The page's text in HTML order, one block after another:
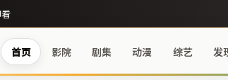
首页 影院 剧集 动漫 综艺 发